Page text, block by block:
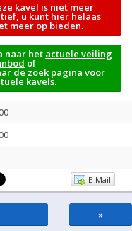
kavel is niet meer
u kunt hier helaas
meer op bieden.
naar het actuele veiling
of
de zoek pagina voor
kavels.
E-Mail
»